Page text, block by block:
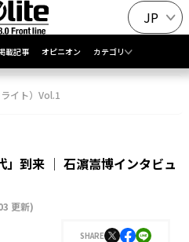
JP
載記事 オピニオン カテゴリ
イト）Vol.1
」到来 │ 石濵嵩博インタビュ
更新)
SHARE